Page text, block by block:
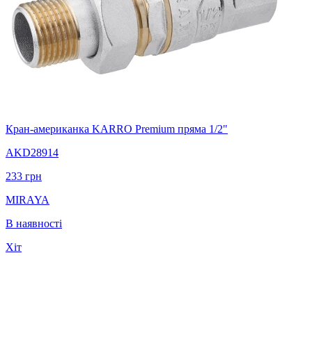
Кран-американка KARRO Premium пряма 1/2"
AKD28914
233 грн
MIRAYA
В наявності
Хіт